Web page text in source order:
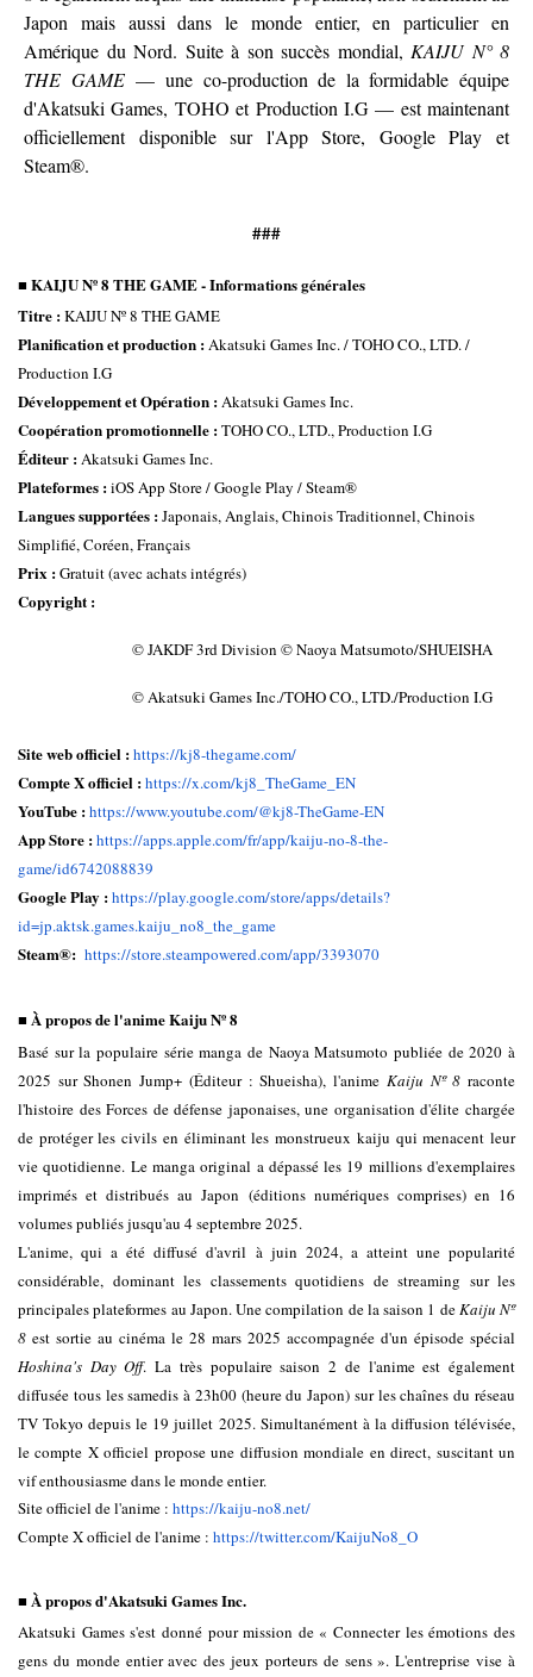
Japon mais aussi dans le monde entier, en particulier en
Amérique du Nord. Suite à son succès mondial, KAIJU N° 8
THE GAME— une co-production de la formidable équipe
d'Akatsuki Games, TOHO et Production I.G — est maintenant
officiellement disponible sur l'App Store, Google Play et
Steam®.
###
■ KAIJU Nº 8 THE GAME - Informations générales
Titre : KAIJU Nº 8 THE GAME
Planification et production : Akatsuki Games Inc. / TOHO CO., LTD. /
Production I.G
Développement et Opération : Akatsuki Games Inc.
Coopération promotionnelle : TOHO CO., LTD., Production I.G
Éditeur : Akatsuki Games Inc.
Plateformes : iOS App Store / Google Play / Steam®
Langues supportées : Japonais, Anglais, Chinois Traditionnel, Chinois
Simplifié, Coréen, Français
Prix : Gratuit (avec achats intégrés)
Copyright :
© JAKDF 3rd Division © Naoya Matsumoto/SHUEISHA
© Akatsuki Games Inc./TOHO CO., LTD./Production I.G
Site web officiel :https://kj8-thegame.com/
Compte X officiel :https://x.com/kj8_TheGame_EN
YouTube :https://www.youtube.com/@kj8-TheGame-EN
App Store :https://apps.apple.com/fr/app/kaiju-no-8-the-
game/id6742088839
Google Play : https://play.google.com/store/apps/details?
id=jp.aktsk.games.kaiju_no8_the_game
Steam®️: https://store.steampowered.com/app/3393070
■ À propos de l'anime Kaiju Nº 8
Basé sur la populaire série manga de Naoya Matsumoto publiée de 2020 à
2025 sur Shonen Jump+ (Éditeur : Shueisha), l'anime Kaiju Nº 8raconte
l'histoire des Forces de défense japonaises, une organisation d'élite chargée
de protéger les civils en éliminant les monstrueux kaiju qui menacent leur
vie quotidienne. Le manga original a dépassé les 19 millions d'exemplaires
imprimés et distribués au Japon (éditions numériques comprises) en 16
volumes publiés jusqu'au 4 septembre 2025.
L'anime, qui a été diffusé d'avril à juin 2024, a atteint une popularité
considérable, dominant les classements quotidiens de streaming sur les
principales plateformes au Japon. Une compilation de la saison 1 deKaiju Nº
8 est sortie au cinéma le 28 mars 2025 accompagnée d'un épisode spécial
Hoshina's Day Off. La très populaire saison 2 de l'anime est également
diffusée tous les samedis à 23h00 (heure du Japon) sur les chaînes du réseau
TV Tokyo depuis le 19 juillet 2025. Simultanément à la diffusion télévisée,
le compte X officiel propose une diffusion mondiale en direct, suscitant un
vif enthousiasme dans le monde entier.
Site officiel de l'anime : https://kaiju-no8.net/
Compte X officiel de l'anime : https://twitter.com/KaijuNo8_O
■ À propos d'Akatsuki Games Inc.
Akatsuki Games s'est donné pour mission de « Connecter les émotions des
gens du monde entier avec des jeux porteurs de sens ». L'entreprise vise à